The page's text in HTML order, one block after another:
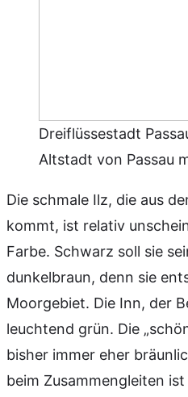
Dreiflüssestadt
Altstadt von Passau
Die schmale Ilz, die aus
kommt, ist relativ
Farbe. Schwarz soll sie
dunkelbraun, denn sie
Moorgebiet. Die Inn, der
leuchtend grün. Die
bisher immer eher
beim Zusammengleiten